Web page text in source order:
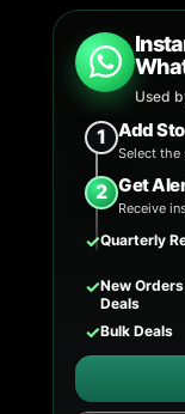
Used
1 Add
Select the
2 Get
Receive
✓Quarterly
✓New Orders
Deals
✓Bulk Deals